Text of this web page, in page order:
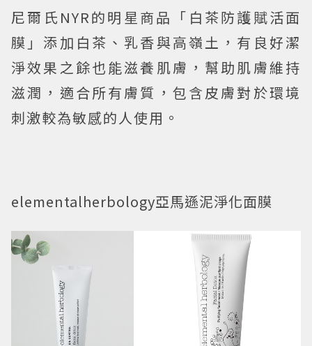
尼爾氏NYR的明星商品「白茶防護賦活面
膜」添加白茶、乳香與高嶺土，有良好潔
淨效果之餘也能滋養肌膚，幫助肌膚維持
滋潤，適合所有膚質，包含皮膚對於環境
刺激較為敏感的人使用。
elementalherbology亞馬遜泥淨化面膜